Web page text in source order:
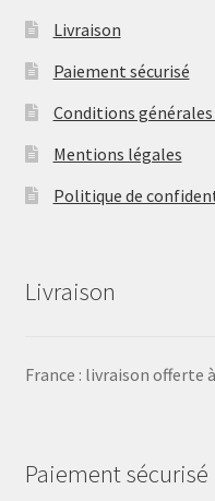
Livraison
Paiement sécurisé
Conditions
Mentions légales
Politique de
Livraison
France : livraison offerte
Paiement sécurisé